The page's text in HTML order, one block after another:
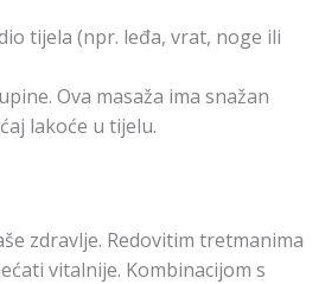
tijela (npr. leđa, vrat, noge ili
Ova masaža ima snažan
lakoće u tijelu.
zdravlje. Redovitim tretmanima
vitalnije. Kombinacijom s